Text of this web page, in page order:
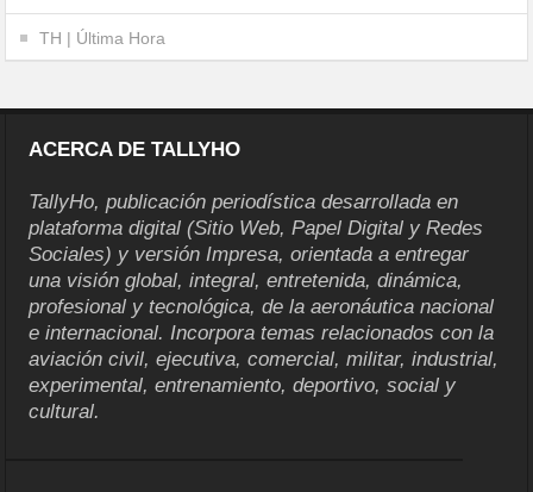
TH | Última Hora
ACERCA DE TALLYHO
TallyHo, publicación periodística desarrollada en
plataforma digital (Sitio Web, Papel Digital y Redes
Sociales) y versión Impresa, orientada a entregar
una visión global, integral, entretenida, dinámica,
profesional y tecnológica, de la aeronáutica nacional
e internacional. Incorpora temas relacionados con la
aviación civil, ejecutiva, comercial, militar, industrial,
experimental, entrenamiento, deportivo, social y
cultural.